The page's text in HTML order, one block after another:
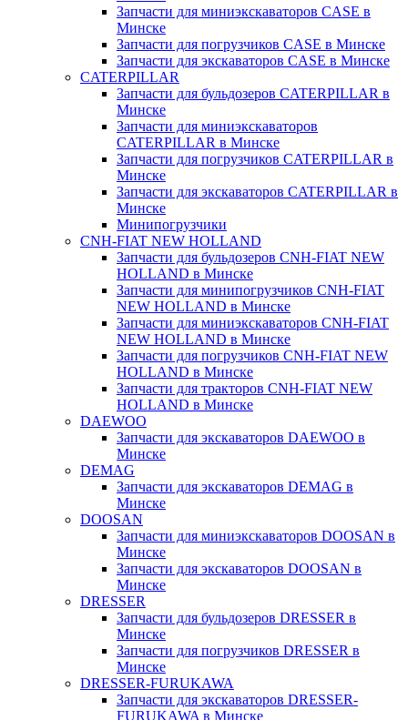
Запчасти для миниэкскаваторов CASE в
Минске
Запчасти для погрузчиков CASE в Минске
Запчасти для экскаваторов CASE в Минске
CATERPILLAR
Запчасти для бульдозеров CATERPILLAR в
Минске
Запчасти для миниэкскаваторов
CATERPILLAR в Минске
Запчасти для погрузчиков CATERPILLAR в
Минске
Запчасти для экскаваторов CATERPILLAR в
Минскe
Минипогрузчики
CNH-FIAT NEW HOLLAND
Запчасти для бульдозеров CNH-FIAT NEW
HOLLAND в Минске
Запчасти для минипогрузчиков CNH-FIAT
NEW HOLLAND в Минске
Запчасти для миниэкскаваторов CNH-FIAT
NEW HOLLAND в Минске
Запчасти для погрузчиков CNH-FIAT NEW
HOLLAND в Минске
Запчасти для тракторов CNH-FIAT NEW
HOLLAND в Минске
DAEWOO
Запчасти для экскаваторов DAEWOO в
Минске
DEMAG
Запчасти для экскаваторов DEMAG в
Минске
DOOSAN
Запчасти для миниэкскаваторов DOOSAN в
Минске
Запчасти для экскаваторов DOOSAN в
Минске
DRESSER
Запчасти для бульдозеров DRESSER в
Минске
Запчасти для погрузчиков DRESSER в
Минске
DRESSER-FURUKAWA
Запчасти для экскаваторов DRESSER-
FURUKAWA в Минске